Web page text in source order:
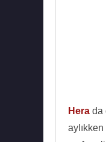
Hera da
aylıkken